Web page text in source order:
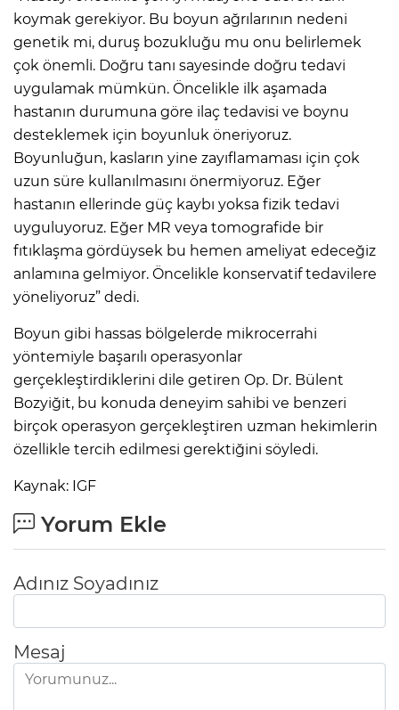
koymak gerekiyor. Bu boyun ağrılarının nedeni
genetik mi, duruş bozukluğu mu onu belirlemek
çok önemli. Doğru tanı sayesinde doğru tedavi
uygulamak mümkün. Öncelikle ilk aşamada
hastanın durumuna göre ilaç tedavisi ve boynu
desteklemek için boyunluk öneriyoruz.
Boyunluğun, kasların yine zayıflamaması için çok
uzun süre kullanılmasını önermiyoruz. Eğer
hastanın ellerinde güç kaybı yoksa fizik tedavi
uyguluyoruz. Eğer MR veya tomografide bir
fıtıklaşma gördüysek bu hemen ameliyat edeceğiz
anlamına gelmiyor. Öncelikle konservatif tedavilere
yöneliyoruz” dedi.
Boyun gibi hassas bölgelerde mikrocerrahi
yöntemiyle başarılı operasyonlar
gerçekleştirdiklerini dile getiren Op. Dr. Bülent
Bozyiğit, bu konuda deneyim sahibi ve benzeri
birçok operasyon gerçekleştiren uzman hekimlerin
özellikle tercih edilmesi gerektiğini söyledi.
Kaynak: IGF
Yorum Ekle
Adınız Soyadınız
Mesaj